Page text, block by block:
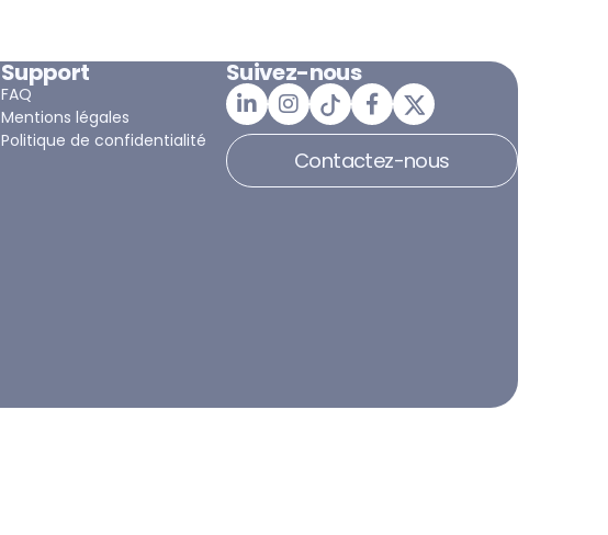
Support
FAQ
Mentions légales
Politique de confidentialité
Suivez-nous
Contactez-nous